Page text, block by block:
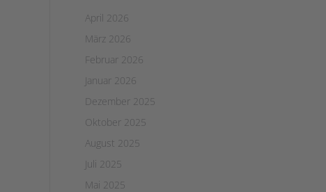
April 2026
März 2026
Februar 2026
Januar 2026
Dezember 2025
Oktober 2025
August 2025
Juli 2025
Mai 2025